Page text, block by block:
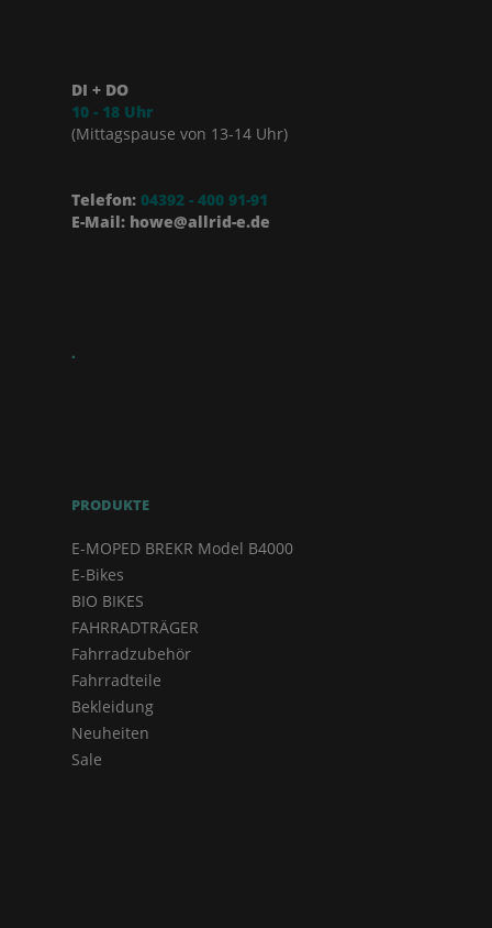
DI + DO
10 - 18 Uhr
(Mittagspause von 13-14 Uhr)
Telefon: 04392 - 400 91-91
E-Mail: howe@allrid-e.de
.
PRODUKTE
E-MOPED BREKR Model B4000
E-Bikes
BIO BIKES
FAHRRADTRÄGER
Fahrradzubehör
Fahrradteile
Bekleidung
Neuheiten
Sale